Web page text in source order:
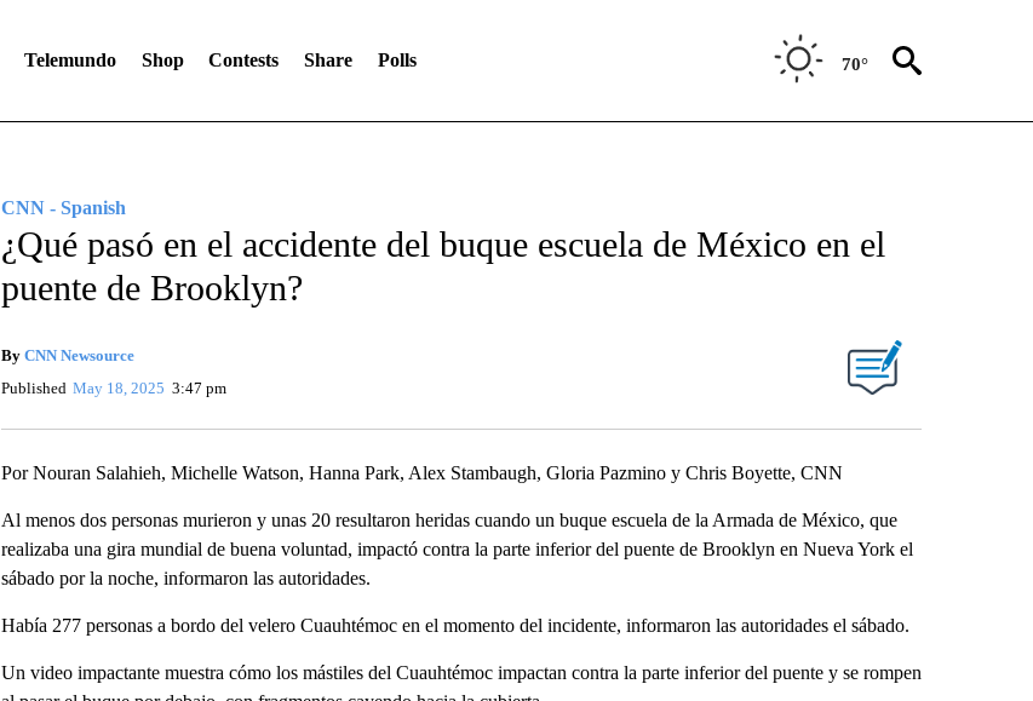
Telemundo Shop Contests Share Polls 70°
CNN - Spanish
¿Qué pasó en el accidente del buque escuela de México en el
puente de Brooklyn?
By CNN Newsource
Published May 18, 2025 3:47 pm
Por Nouran Salahieh, Michelle Watson, Hanna Park, Alex Stambaugh, Gloria Pazmino y Chris Boyette, CNN
Al menos dos personas murieron y unas 20 resultaron heridas cuando un buque escuela de la Armada de México, que
realizaba una gira mundial de buena voluntad, impactó contra la parte inferior del puente de Brooklyn en Nueva York el
sábado por la noche, informaron las autoridades.
Había 277 personas a bordo del velero Cuauhtémoc en el momento del incidente, informaron las autoridades el sábado.
Un video impactante muestra cómo los mástiles del Cuauhtémoc impactan contra la parte inferior del puente y se rompen